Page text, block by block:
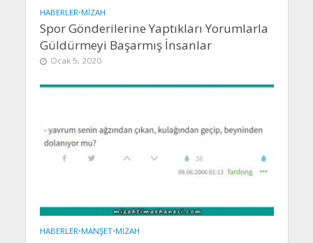
HABERLER•MIZAH
Spor Gönderilerine Yaptıkları Yorumlarla
Güldürmeyi Başarmış İnsanlar
Ocak 5, 2020
HABERLER•MANŞET•MIZAH